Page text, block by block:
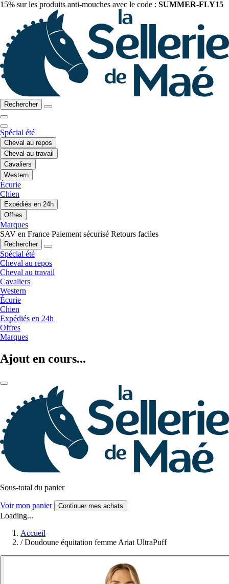
15% sur les produits anti-mouches avec le code : SUMMER-FLY15
Rechercher
Spécial été
Cheval au repos
Cheval au travail
Cavaliers
Western
Écurie
Chien
Expédiés en 24h
Offres
Marques
SAV en France Paiement sécurisé Retours faciles
Rechercher
Spécial été
Cheval au repos
Cheval au travail
Cavaliers
Western
Écurie
Chien
Expédiés en 24h
Offres
Marques
Ajout en cours...
Sous-total du panier
Voir mon panier Continuer mes achats
Loading...
Accueil
/ Doudoune équitation femme Ariat UltraPuff